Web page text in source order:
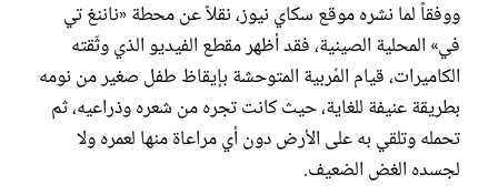
ووفقاً لما نشره موقع سكاي نيوز، نقلاً عن محطة «ناننغ تي
في» المحلية الصينية، فقد أظهر مقطع الفيديو الذي وثّقته
الكاميرات، قيام المُربية المتوحشة بإيقاظ طفل صغير من نومه
بطريقة عنيفة للغاية، حيث كانت تجره من شعره وذراعيه، ثم
تحمله وتلقي به على الأرض دون أي مراعاة منها لعمره ولا
لجسده الغض الضعيف.